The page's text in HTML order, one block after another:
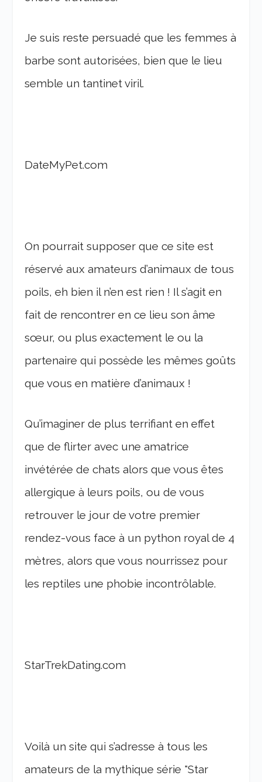
Je suis reste persuadé que les femmes à
barbe sont autorisées, bien que le lieu
semble un tantinet viril.
DateMyPet.com
On pourrait supposer que ce site est
réservé aux amateurs d’animaux de tous
poils, eh bien il n’en est rien ! Il s’agit en
fait de rencontrer en ce lieu son âme
sœur, ou plus exactement le ou la
partenaire qui possède les mêmes goûts
que vous en matière d’animaux !
Qu’imaginer de plus terrifiant en effet
que de flirter avec une amatrice
invétérée de chats alors que vous êtes
allergique à leurs poils, ou de vous
retrouver le jour de votre premier
rendez-vous face à un python royal de 4
mètres, alors que vous nourrissez pour
les reptiles une phobie incontrôlable.
StarTrekDating.com
Voilà un site qui s’adresse à tous les
amateurs de la mythique série "Star